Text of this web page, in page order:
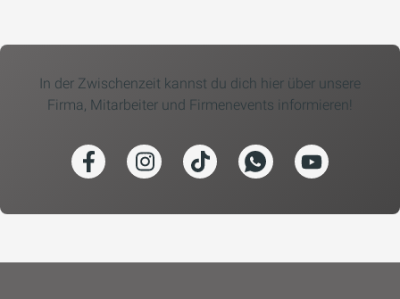
In der Zwischenzeit kannst du dich hier über unsere
Firma, Mitarbeiter und Firmenevents informieren!